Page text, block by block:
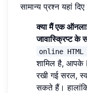
सामान्य प्रश्न यहां
क्या मैं एक
जावास्क्रिप्ट के
online HTML
शामिल है, आपके
रखी गई सरल,
सकते हैं।